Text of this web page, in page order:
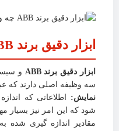
ابزار دقیق برند ABB چه وظایفی دارد؟
ابزار دقیق برند ABB
و
سه وظیفه اصلی دارند که
نمایش: اطلاعاتی که
شود که این امر نیز بسیار
مقادیر اندازه گیری